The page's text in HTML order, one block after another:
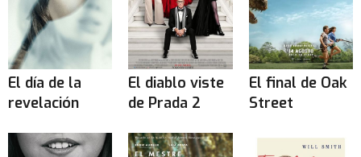
El día de la
revelación
El diablo viste
de Prada 2
El final de Oak
Street